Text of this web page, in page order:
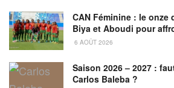
CAN Féminine : le onze
Biya et Aboudi pour
6 AOÛT 2026
Saison 2026 – 2027 :
Carlos Baleba ?